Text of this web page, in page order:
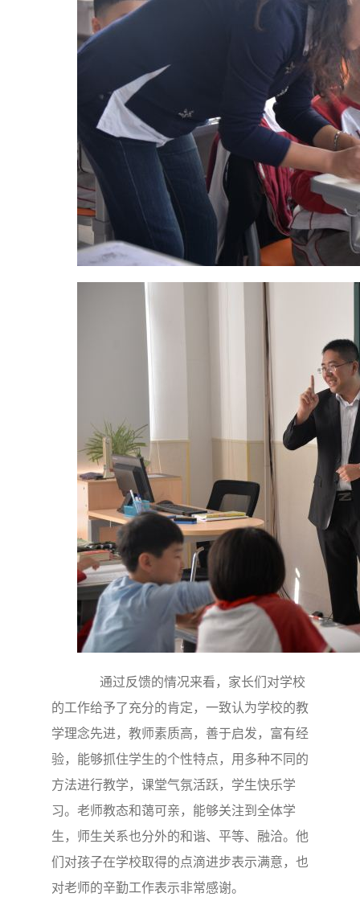
通过反馈的情况来看，家长们对学校
的工作给予了充分的肯定，一致认为学校的教
学理念先进，教师素质高，善于启发，富有经
验，能够抓住学生的个性特点，用多种不同的
方法进行教学，课堂气氛活跃，学生快乐学
习。老师教态和蔼可亲，能够关注到全体学
生，师生关系也分外的和谐、平等、融洽。他
们对孩子在学校取得的点滴进步表示满意，也
对老师的辛勤工作表示非常感谢。